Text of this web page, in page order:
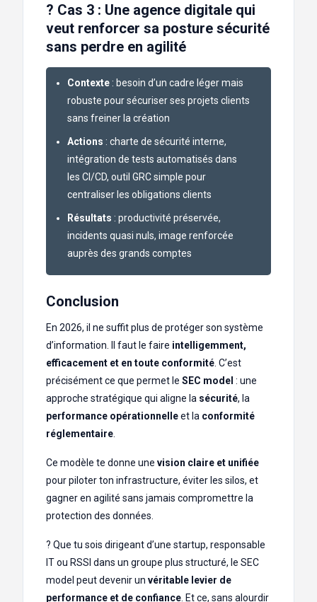
?️ Cas 3 : Une agence digitale qui
veut renforcer sa posture sécurité
sans perdre en agilité
Contexte : besoin d’un cadre léger mais
robuste pour sécuriser ses projets clients
sans freiner la création
Actions : charte de sécurité interne,
intégration de tests automatisés dans
les CI/CD, outil GRC simple pour
centraliser les obligations clients
Résultats : productivité préservée,
incidents quasi nuls, image renforcée
auprès des grands comptes
Conclusion
En 2026, il ne suffit plus de protéger son système
d’information. Il faut le faire intelligemment,
efficacement et en toute conformité . C’est
précisément ce que permet le SEC model : une
approche stratégique qui aligne la sécurité, la
performance opérationnelleet la conformité
réglementaire
Ce modèle te donne une vision claire et unifiée
pour piloter ton infrastructure, éviter les silos, et
gagner en agilité sans jamais compromettre la
protection des données.
? Que tu sois dirigeant d’une startup, responsable
IT ou RSSI dans un groupe plus structuré, le SEC
model peut devenir un véritable levier de
performance et de confiance . Et ce, sans alourdir